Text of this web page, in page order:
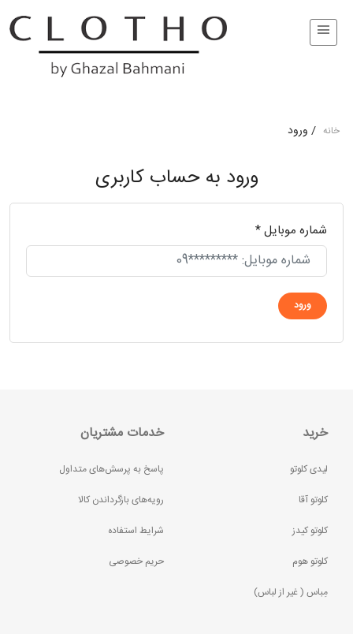
خانه / ورود
ورود به حساب کاربری
شماره موبایل*
ورود
خرید
لیدی کلوتو
کلوتو آقا
کلوتو کیدز
کلوتو هوم
مِباس ( غير از لباس)
خدمات مشتریان
پاسخ به پرسش‌های متداول
رویه‌های بازگرداندن کالا
شرایط استفاده
حریم خصوصی